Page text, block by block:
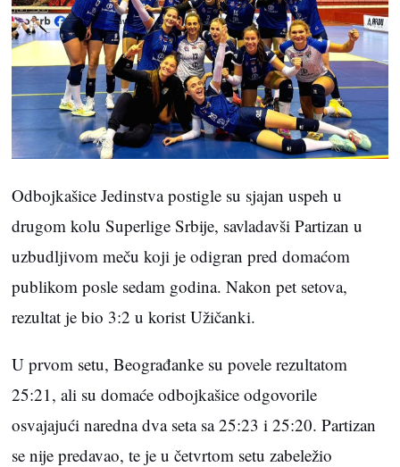
Odbojkašice Jedinstva postigle su sjajan uspeh u
drugom kolu Superlige Srbije, savladavši Partizan u
uzbudljivom meču koji je odigran pred domaćom
publikom posle sedam godina. Nakon pet setova,
rezultat je bio 3:2 u korist Užičanki.
U prvom setu, Beograđanke su povele rezultatom
25:21, ali su domaće odbojkašice odgovorile
osvajajući naredna dva seta sa 25:23 i 25:20. Partizan
se nije predavao, te je u četvrtom setu zabeležio